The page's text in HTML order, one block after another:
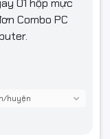
01 hộp mực
Combo PC